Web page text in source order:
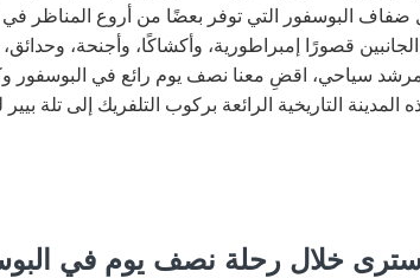
البوسفور التي توفر بعضًا من أروع المناظر في
قصورًا إمبراطورية، وأكشاكًا، وأجنحة،
سياحي، اقضِ معنا نصف يوم رائع في البوسفور
التاريخية الرائعة بركوب التلفريك إلى تلة
سترى خلال رحلة نصف يوم في